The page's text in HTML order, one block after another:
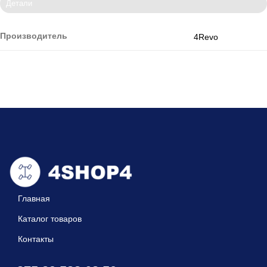
Детали
Производитель 4Revo
Главная
Каталог товаров
Контакты